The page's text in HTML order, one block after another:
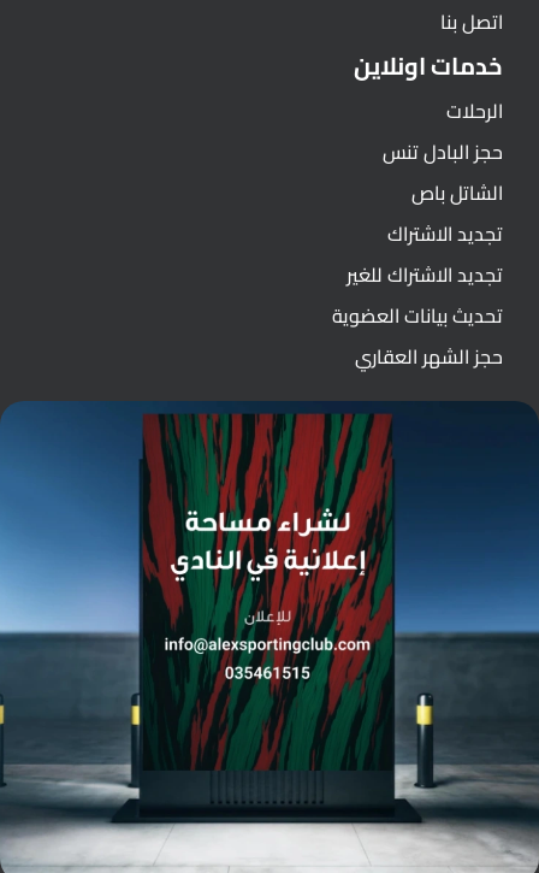
اتصل بنا
خدمات اونلاين
الرحلات
حجز البادل تنس
الشاتل باص
تجديد الاشتراك
تجديد الاشتراك للغير
تحديث بيانات العضوية
حجز الشهر العقاري